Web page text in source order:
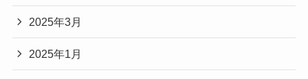
2025年3月
2025年1月